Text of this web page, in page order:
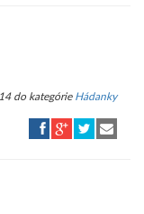
do kategórie Hádanky